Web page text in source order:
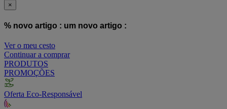
×
% novo artigo : um novo artigo :
Ver o meu cesto
Continuar a comprar
PRODUTOS
PROMOÇÕES
Oferta Eco-Responsável